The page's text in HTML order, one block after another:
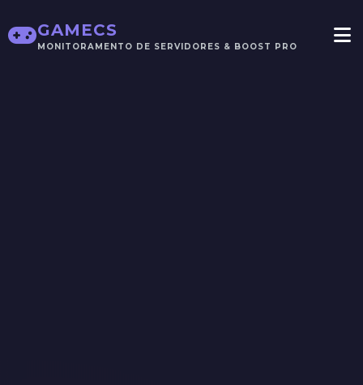
GAMECS
MONITORAMENTO DE SERVIDORES & BOOST PRO